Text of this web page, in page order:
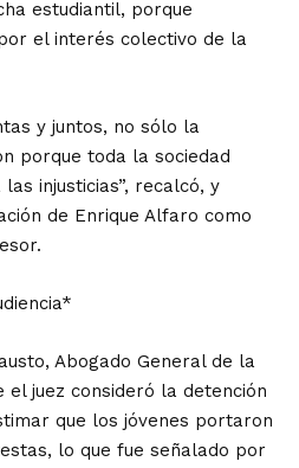
estudiantil, porque
el interés colectivo de la
y juntos, no sólo la
porque toda la sociedad
injusticias”, recalcó, y
de Enrique Alfaro como
Abogado General de la
el juez consideró la detención
que los jóvenes portaron
lo que fue señalado por